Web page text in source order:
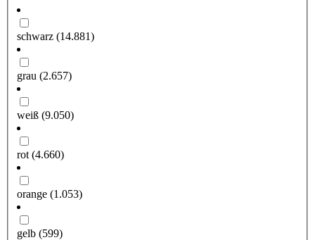
schwarz (14.881)
grau (2.657)
weiß (9.050)
rot (4.660)
orange (1.053)
gelb (599)